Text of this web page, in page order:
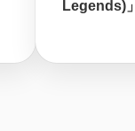
Legends)